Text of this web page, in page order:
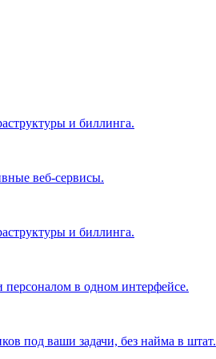
и биллинга.
веб-сервисы.
и биллинга.
в одном интерфейсе.
под ваши задачи, без найма в штат.